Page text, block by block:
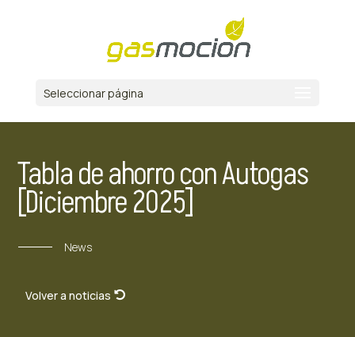
Seleccionar página
Tabla de ahorro con Autogas
[Diciembre 2025]
News
Volver a noticias